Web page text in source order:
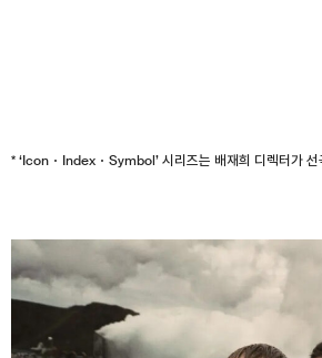
* ‘Icon・Index・Symbol’ 시리즈는 배재희 디렉터가